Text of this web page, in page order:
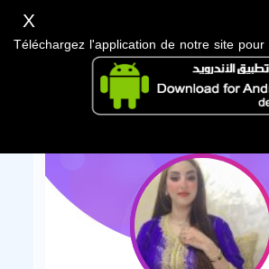
X
Téléchargez l'application de notre site